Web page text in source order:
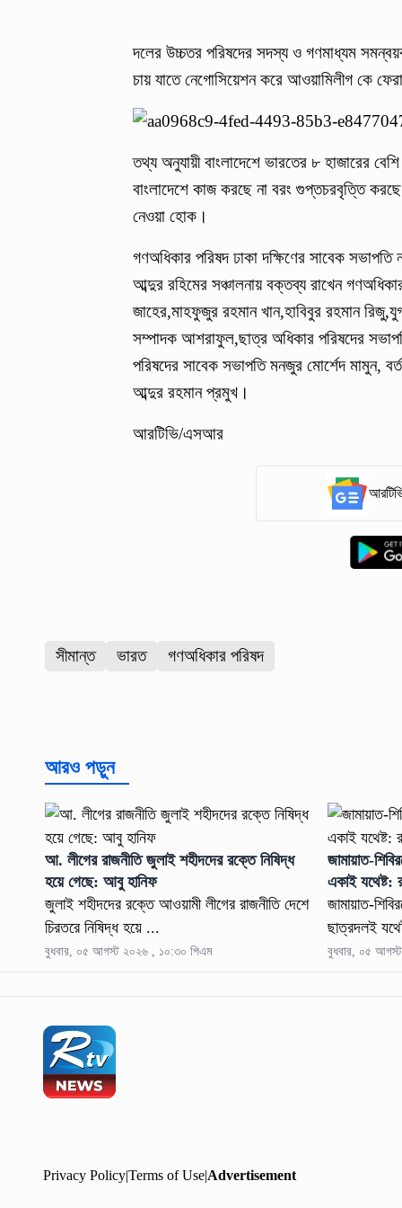
দলের উচ্চতর পরিষদের সদস্য ও গণমাধ্যম
চায় যাতে নেগোসিয়েশন করে আওয়ামিলীগ কে
তথ্য অনুযায়ী বাংলাদেশে ভারতের ৮ হাজারের
বাংলাদেশে কাজ করছে না বরং গুপ্তচরবৃত্তি
নেওয়া হোক।
গণঅধিকার পরিষদ ঢাকা দক্ষিণের সাবেক
আব্দুর রহিমের সঞ্চালনায় বক্তব্য রাখেন
জাহের,মাহফুজুর রহমান খান,হাবিবুর রহমান
সম্পাদক আশরাফুল,ছাত্র অধিকার পরিষদের
পরিষদের সাবেক সভাপতি মনজুর মোর্শেদ মামুন,
আব্দুর রহমান প্রমুখ।
আরটিভি/এসআর
সীমান্ত ভারত গণঅধিকার পরিষদ
আরও পড়ুন
আ. লীগের রাজনীতি জুলাই শহীদদের রক্তে নিষিদ্ধ
হয়ে গেছে: আবু হানিফ
জুলাই শহীদদের রক্তে আওয়ামী লীগের রাজনীতি দেশে
চিরতরে নিষিদ্ধ হয়ে ...
বুধবার, ০৫ আগস্ট ২০২৬ , ১০:৩০ পিএম
জামায়াত-
একাই যথেষ্ট:
জামায়াত-
ছাত্রদলই
বুধবার, ০৫
Privacy Policy|Terms of Use|Advertisement